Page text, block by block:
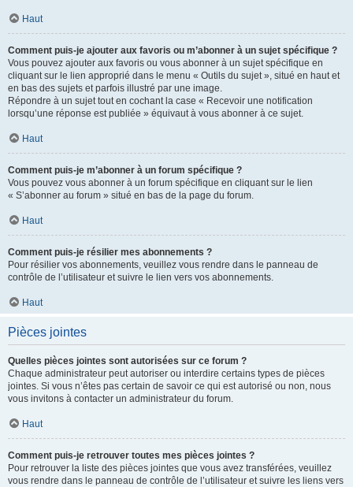
Haut
Comment puis-je ajouter aux favoris ou m’abonner à un sujet spécifique ?
Vous pouvez ajouter aux favoris ou vous abonner à un sujet spécifique en
cliquant sur le lien approprié dans le menu « Outils du sujet », situé en haut et
en bas des sujets et parfois illustré par une image.
Répondre à un sujet tout en cochant la case « Recevoir une notification
lorsqu’une réponse est publiée » équivaut à vous abonner à ce sujet.
Haut
Comment puis-je m’abonner à un forum spécifique ?
Vous pouvez vous abonner à un forum spécifique en cliquant sur le lien
« S’abonner au forum » situé en bas de la page du forum.
Haut
Comment puis-je résilier mes abonnements ?
Pour résilier vos abonnements, veuillez vous rendre dans le panneau de
contrôle de l’utilisateur et suivre le lien vers vos abonnements.
Haut
Pièces jointes
Quelles pièces jointes sont autorisées sur ce forum ?
Chaque administrateur peut autoriser ou interdire certains types de pièces
jointes. Si vous n’êtes pas certain de savoir ce qui est autorisé ou non, nous
vous invitons à contacter un administrateur du forum.
Haut
Comment puis-je retrouver toutes mes pièces jointes ?
Pour retrouver la liste des pièces jointes que vous avez transférées, veuillez
vous rendre dans le panneau de contrôle de l’utilisateur et suivre les liens vers